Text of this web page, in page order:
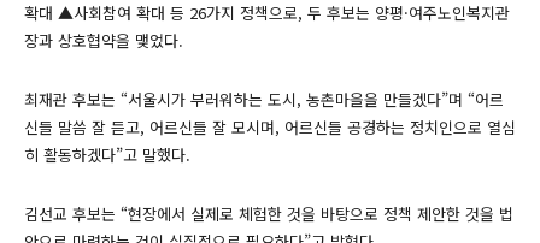
확대 ▲사회참여 확대 등 26가지 정책으로, 두 후보는 양평·여주노인복지관
장과 상호협약을 맺었다.
최재관 후보는 “서울시가 부러워하는 도시, 농촌마을을 만들겠다”며 “어르
신들 말씀 잘 듣고, 어르신들 잘 모시며, 어르신들 공경하는 정치인으로 열심
히 활동하겠다”고 말했다.
김선교 후보는 “현장에서 실제로 체험한 것을 바탕으로 정책 제안한 것을 법